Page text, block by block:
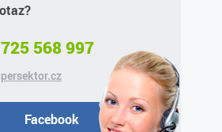
568 997
Facebook